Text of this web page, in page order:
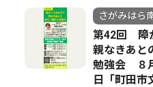
さがみはら
第42回 障
親なきあと
勉強会 ８
日「町田市